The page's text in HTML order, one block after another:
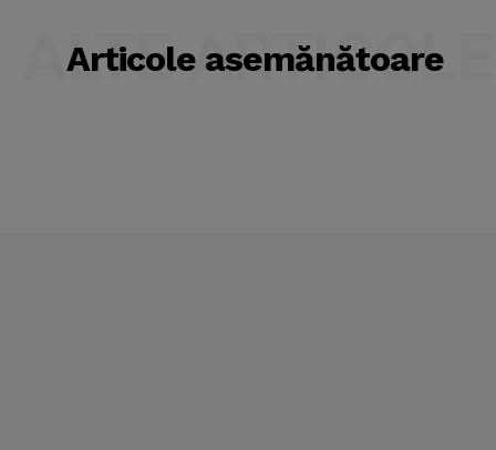
Articole asemănătoare
ALTE ARTICOLE